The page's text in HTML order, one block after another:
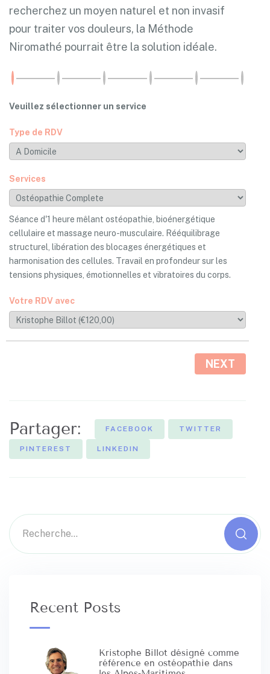
recherchez un moyen naturel et non invasif
pour traiter vos douleurs, la Méthode
Niromathé pourrait être la solution idéale.
Veuillez sélectionner un service
Type de RDV
Services
Séance d'1 heure mêlant ostéopathie, bioénergétique
cellulaire et massage neuro-musculaire. Rééquilibrage
structurel, libération des blocages énergétiques et
harmonisation des cellules. Travail en profondeur sur les
tensions physiques, émotionnelles et vibratoires du corps.
Votre RDV avec
NEXT
Partager: FACEBOOK TWITTER
PINTEREST LINKEDIN
Recent Posts
Kristophe Billot désigné comme
référence en ostéopathie dans